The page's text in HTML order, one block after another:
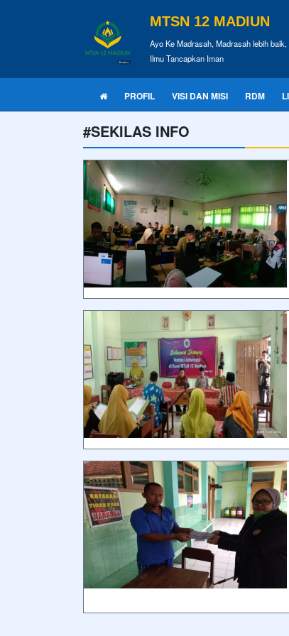
MTSN 12 MADIUN
Ayo Ke Madrasah, Madrasah lebih
Ilmu Tancapkan Iman
PROFIL VISI DAN MISI RDM
#SEKILAS INFO